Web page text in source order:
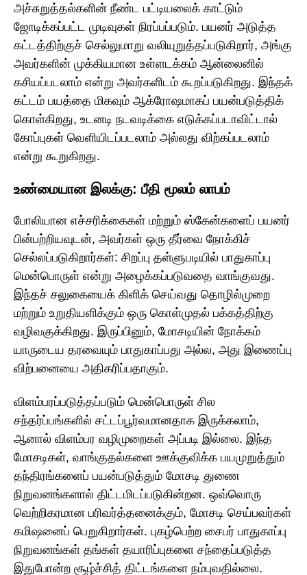
அச்சுறுத்தல்களின் நீண்ட பட்டியலைக் காட்டும்
ஜோடிக்கப்பட்ட முடிவுகள் நிரப்பப்படும். பயனர் அடுத்த
கட்டத்திற்குச் செல்லுமாறு வலியுறுத்தப்படுகிறார், அங்கு
அவர்களின் முக்கியமான உள்ளடக்கம் ஆன்லைனில்
கசியப்படலாம் என்று அவர்களிடம் கூறப்படுகிறது. இந்தக்
கட்டம் பயத்தை மிகவும் ஆக்ரோஷமாகப் பயன்படுத்திக்
கொள்கிறது, உடனடி நடவடிக்கை எடுக்கப்படாவிட்டால்
கோப்புகள் வெளியிடப்படலாம் அல்லது விற்கப்படலாம்
என்று கூறுகிறது.
உண்மையான இலக்கு: பீதி மூலம் லாபம்
போலியான எச்சரிக்கைகள் மற்றும் ஸ்கேன்களைப் பயனர்
பின்பற்றியவுடன், அவர்கள் ஒரு தீர்வை நோக்கிச்
செல்லப்படுகிறார்கள்: சிறப்பு தள்ளுபடியில் பாதுகாப்பு
மென்பொருள் என்று அழைக்கப்படுவதை வாங்குவது.
இந்தச் சலுகையைக் கிளிக் செய்வது தொழில்முறை
மற்றும் உறுதியளிக்கும் ஒரு கொள்முதல் பக்கத்திற்கு
வழிவகுக்கிறது. இருப்பினும், மோசடியின் நோக்கம்
யாருடைய தரவையும் பாதுகாப்பது அல்ல, அது இணைப்பு
விற்பனையை அதிகரிப்பதாகும்.
விளம்பரப்படுத்தப்படும் மென்பொருள் சில
சந்தர்ப்பங்களில் சட்டப்பூர்வமானதாக இருக்கலாம்,
ஆனால் விளம்பர வழிமுறைகள் அப்படி இல்லை. இந்த
மோசடிகள், வாங்குதல்களை ஊக்குவிக்க பயமுறுத்தும்
தந்திரங்களைப் பயன்படுத்தும் மோசடி துணை
நிறுவனங்களால் திட்டமிடப்படுகின்றன. ஒவ்வொரு
வெற்றிகரமான பரிவர்த்தனைக்கும், மோசடி செய்பவர்கள்
கமிஷனைப் பெறுகிறார்கள். புகழ்பெற்ற சைபர் பாதுகாப்பு
நிறுவனங்கள் தங்கள் தயாரிப்புகளை சந்தைப்படுத்த
இதுபோன்ற சூழ்ச்சித் திட்டங்களை நம்புவதில்லை.